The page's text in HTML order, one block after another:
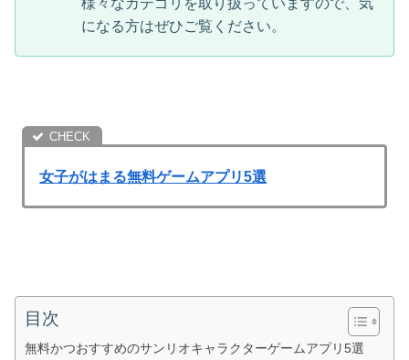
様々なカテゴリを取り扱っていますので、気
になる方はぜひご覧ください。
女子がはまる無料ゲームアプリ5選
目次
無料かつおすすめのサンリオキャラクターゲームアプリ5選